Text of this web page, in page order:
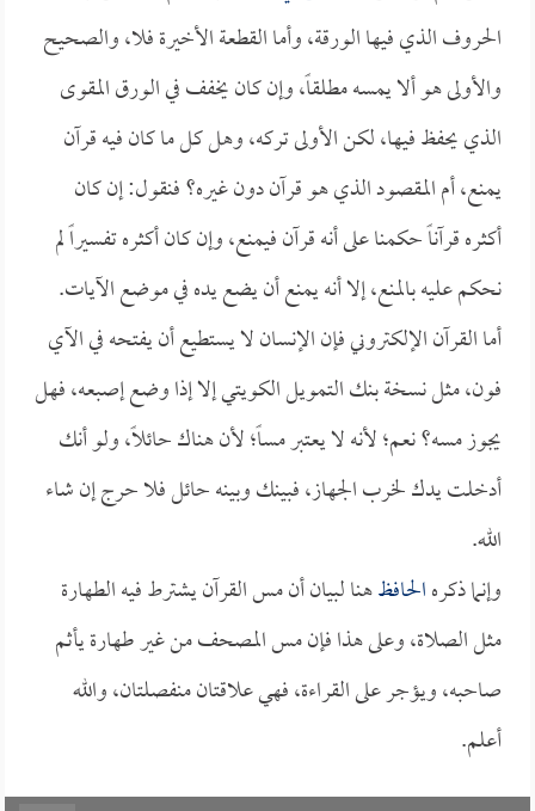
الحروف الذي فيها الورقة، وأما القطعة الأخيرة فلا، والصحيح
والأولى هو ألا يمسه مطلقاً، وإن كان يخفف في الورق المقوى
الذي يحفظ فيها، لكن الأولى تركه، وهل كل ما كان فيه قرآن
يمنع، أم المقصود الذي هو قرآن دون غيره؟ فنقول: إن كان
أكثره قرآناً حكمنا على أنه قرآن فيمنع، وإن كان أكثره تفسيراً لم
نحكم عليه بالمنع، إلا أنه يمنع أن يضع يده في موضع الآيات.
أما القرآن الإلكتروني فإن الإنسان لا يستطيع أن يفتحه في الآي
فون، مثل نسخة بنك التمويل الكويتي إلا إذا وضع إصبعه، فهل
يجوز مسه؟ نعم؛ لأنه لا يعتبر مساً؛ لأن هناك حائلاً، ولو أنك
أدخلت يدك لخرب الجهاز، فبينك وبينه حائل فلا حرج إن شاء
الله.
وإنما ذكرهالحافظهنا لبيان أن مس القرآن يشترط فيه الطهارة
مثل الصلاة، وعلى هذا فإن مس المصحف من غير طهارة يأثم
صاحبه، ويؤجر على القراءة، فهي علاقتان منفصلتان، والله
أعلم.